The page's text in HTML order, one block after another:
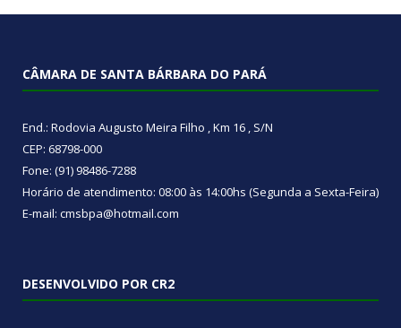
CÂMARA DE SANTA BÁRBARA DO PARÁ
End.: Rodovia Augusto Meira Filho , Km 16 , S/N
CEP: 68798-000
Fone: (91) 98486-7288
Horário de atendimento: 08:00 às 14:00hs (Segunda a Sexta-Feira)
E-mail: cmsbpa@hotmail.com
DESENVOLVIDO POR CR2